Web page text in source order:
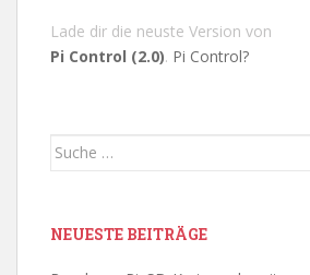
Lade dir die neuste Version von
Pi Control (2.0). Pi Control?
Suche
NEUESTE BEITRÄGE